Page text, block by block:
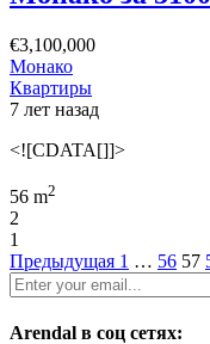
€3,100,000
Монако
Квартиры
7 лет назад
<![CDATA[]]>
56 m2
2
1
Предыдущая 1 … 56 57
Arendal в соц сетях: